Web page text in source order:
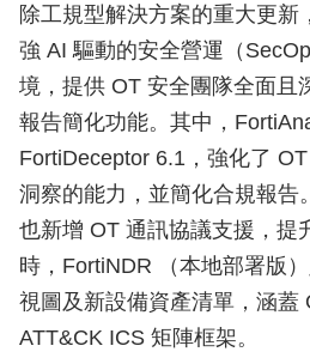
除工規型解決方案的重大更新
強 AI 驅動的安全營運（
境，提供 OT 安全團隊全面且
報告簡化功能。其中，
FortiDeceptor 6.1，強化了
洞察的能力，並簡化合規報告
也新增 OT 通訊協議支援，提
時，FortiNDR （本地部署版
視圖及新設備資產清單，涵蓋
ATT&CK ICS 矩陣框架。